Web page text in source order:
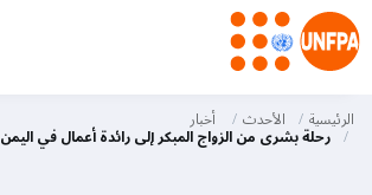
إلى
المحتوى
M
الرئيسية الأحدث أخبار
رحلة بشرى من الزواج المبكر إلى رائدة أعمال في اليمن